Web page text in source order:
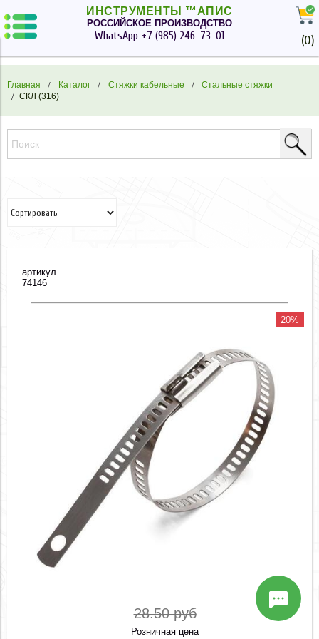
ИНСТРУМЕНТЫ ™АПИС
РОССИЙСКОЕ ПРОИЗВОДСТВО
WhatsApp +7 (985) 246-73-01 (0)
Главная Каталог Cтяжки кабельные
Стальные стяжки
СКЛ (316)
артикул
74146
20%
28.50 руб
Розничная цена